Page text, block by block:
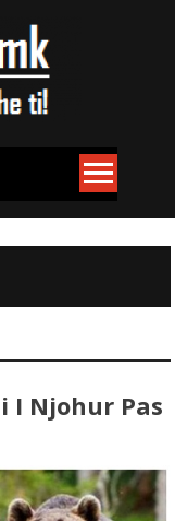
I Njohur Pas